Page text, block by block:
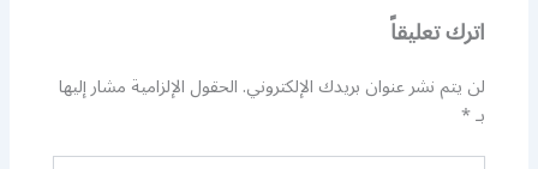
اترك تعليقاً
لن يتم نشر عنوان بريدك الإلكتروني.الحقول الإلزامية مشار إليها
بـ*